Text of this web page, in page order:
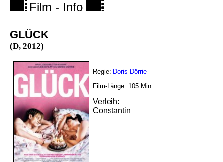
Film - Info
GLÜCK
(D, 2012)
Regie: Doris Dörrie
Film-Länge: 105 Min.
Verleih:
Constantin